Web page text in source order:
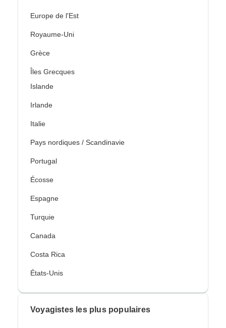
Europe de l'Est
Royaume-Uni
Grèce
Îles Grecques
Islande
Irlande
Italie
Pays nordiques / Scandinavie
Portugal
Écosse
Espagne
Turquie
Canada
Costa Rica
États-Unis
Voyagistes les plus populaires